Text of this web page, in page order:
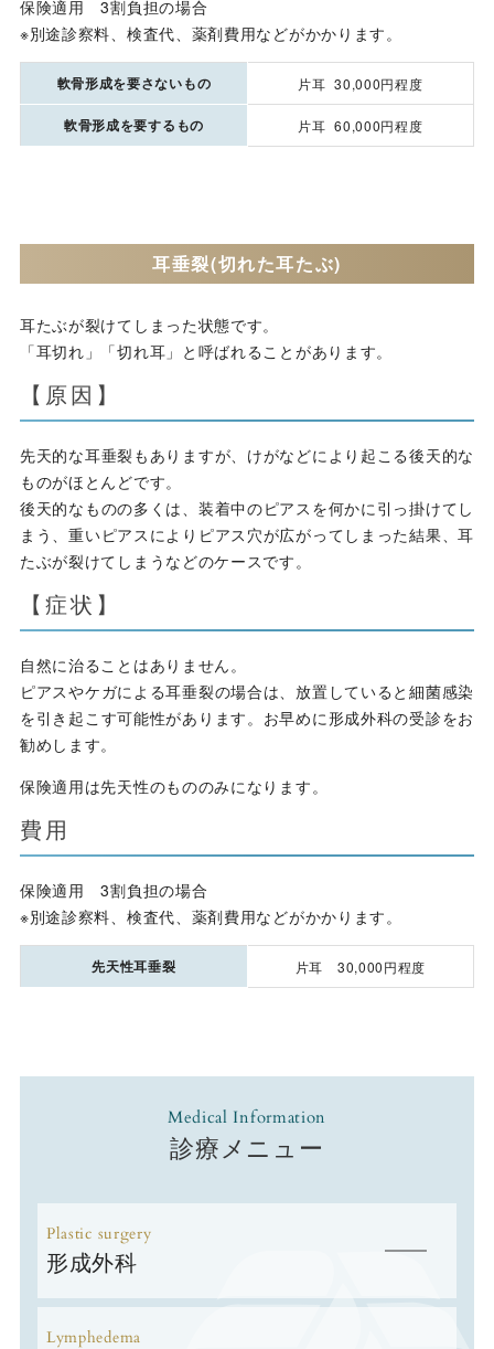
保険適用 3割負担の場合
※別途診察料、検査代、薬剤費用などがかかります。
軟骨形成を要さないもの 片耳 30,000円程度
軟骨形成を要するもの 片耳 60,000円程度
耳垂裂(切れた耳たぶ)
耳たぶが裂けてしまった状態です。
「耳切れ」「切れ耳」と呼ばれることがあります。
【原因】
先天的な耳垂裂もありますが、けがなどにより起こる後天的な
ものがほとんどです。
後天的なものの多くは、装着中のピアスを何かに引っ掛けてし
まう、重いピアスによりピアス穴が広がってしまった結果、耳
たぶが裂けてしまうなどのケースです。
【症状】
自然に治ることはありません。
ピアスやケガによる耳垂裂の場合は、放置していると細菌感染
を引き起こす可能性があります。お早めに形成外科の受診をお
勧めします。
保険適用は先天性のもののみになります。
費用
保険適用 3割負担の場合
※別途診察料、検査代、薬剤費用などがかかります。
先天性耳垂裂 片耳 30,000円程度
診療メニュー
Medical Information
形成外科
Plastic surgery
Lymphedema